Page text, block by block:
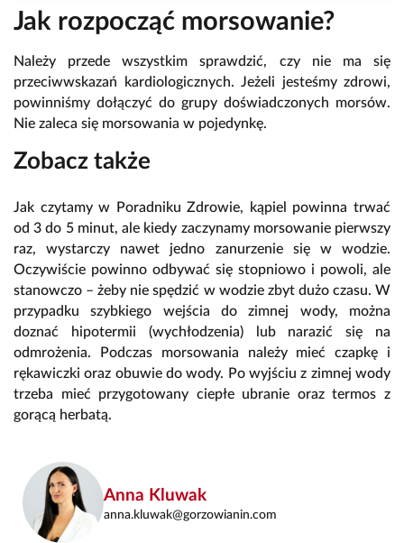
Jak rozpocząć morsowanie?
Należy przede wszystkim sprawdzić, czy nie ma się
przeciwwskazań kardiologicznych. Jeżeli jesteśmy zdrowi,
powinniśmy dołączyć do grupy doświadczonych morsów.
Nie zaleca się morsowania w pojedynkę.
Zobacz także
Jak czytamy w Poradniku Zdrowie, kąpiel powinna trwać
od 3 do 5 minut, ale kiedy zaczynamy morsowanie pierwszy
raz, wystarczy nawet jedno zanurzenie się w wodzie.
Oczywiście powinno odbywać się stopniowo i powoli, ale
stanowczo – żeby nie spędzić w wodzie zbyt dużo czasu. W
przypadku szybkiego wejścia do zimnej wody, można
doznać hipotermii (wychłodzenia) lub narazić się na
odmrożenia. Podczas morsowania należy mieć czapkę i
rękawiczki oraz obuwie do wody. Po wyjściu z zimnej wody
trzeba mieć przygotowany ciepłe ubranie oraz termos z
gorącą herbatą.
Anna Kluwak
anna.kluwak@gorzowianin.com